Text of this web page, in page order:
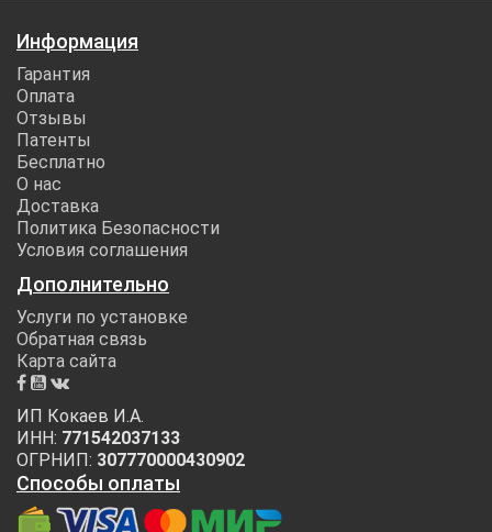
Информация
Гарантия
Оплата
Отзывы
Патенты
Бесплатно
О нас
Доставка
Политика Безопасности
Условия соглашения
Дополнительно
Услуги по установке
Обратная связь
Карта сайта
ИП Кокаев И.А.
ИНН: 771542037133
ОГРНИП: 307770000430902
Способы оплаты